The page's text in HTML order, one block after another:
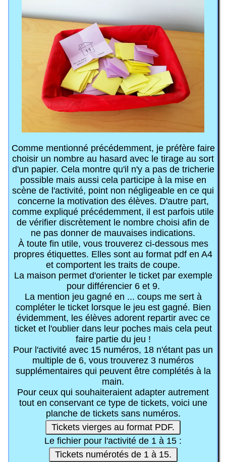
Comme mentionné précédemment, je préfère faire
choisir un nombre au hasard avec le tirage au sort
d'un papier. Cela montre qu'il n'y a pas de tricherie
possible mais aussi cela participe à la mise en
scène de l'activité, point non négligeable en ce qui
concerne la motivation des élèves. D'autre part,
comme expliqué précédemment, il est parfois utile
de vérifier discrètement le nombre choisi afin de
ne pas donner de mauvaises indications.
À toute fin utile, vous trouverez ci-dessous mes
propres étiquettes. Elles sont au format pdf en A4
et comportent les traits de coupe.
La maison permet d'orienter le ticket par exemple
pour différencier 6 et 9.
La mention jeu gagné en ... coups me sert à
compléter le ticket lorsque le jeu est gagné. Bien
évidemment, les élèves adorent repartir avec ce
ticket et l'oublier dans leur poches mais cela peut
faire partie du jeu !
Pour l'activité avec 15 numéros, 18 n'étant pas un
multiple de 6, vous trouverez 3 numéros
supplémentaires qui peuvent être complétés à la
main.
Pour ceux qui souhaiteraient adapter autrement
tout en conservant ce type de tickets, voici une
planche de tickets sans numéros.
Tickets vierges au format PDF.
Le fichier pour l'activité de 1 à 15 :
Tickets numérotés de 1 à 15.